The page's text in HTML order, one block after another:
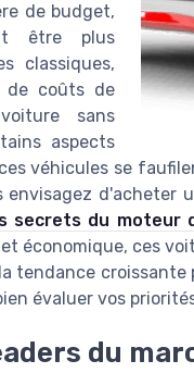
de budget,
être plus
classiques,
de coûts de
sans
aspects
véhicules se
d'acheter
secrets du moteur
économique, ces
tendance
évaluer vos
du